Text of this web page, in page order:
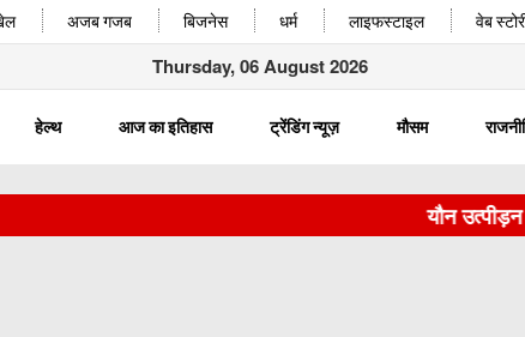
अजब गजब बिजनेस धर्म लाइफस्टाइल वेब
Thursday, 06 August 2026
हेल्थ आज का इतिहास ट्रेंडिंग न्यूज़ मौसम
यौन उत्पीड़न